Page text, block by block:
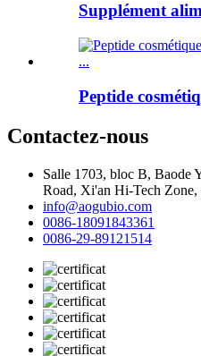
Supplément
Peptide
Contactez-nous
Salle 1703, bloc B, Baode
Road, Xi'an Hi-Tech
info@aogubio.com
0086-18091843361
0086-29-89121514